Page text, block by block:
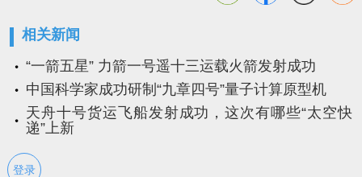
相关新闻
“一箭五星” 力箭一号遥十三运载火箭发射成功
中国科学家成功研制“九章四号”量子计算原型机
天舟十号货运飞船发射成功，这次有哪些“太空快
递”上新
登录